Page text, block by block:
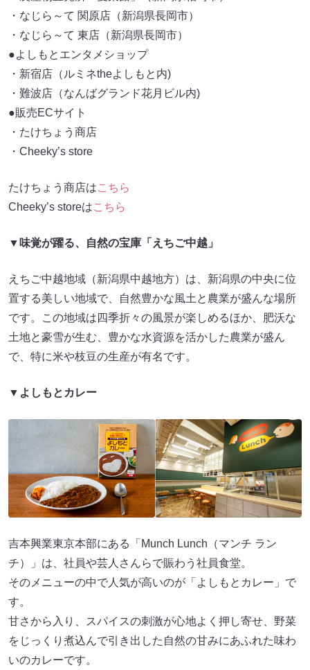
・なじら～て 関原店（新潟県長岡市）
・なじら～て 東店（新潟県長岡市）
●よしもとエンタメショップ
・新宿店（ルミネtheよしもと内)
・難波店（なんばグランド花月ビル内)
●販売ECサイト
・たけちょう商店
・Cheeky’s store
たけちょう商店はこちら
Cheeky’s storeはこちら
▼味覚が躍る、自然の宝庫「えちご中越」
えちご中越地域（新潟県中越地方）は、新潟県の中央に位
置する美しい地域で、自然豊かな風土と農業が盛んな場所
です。この地域は四季折々の風景が楽しめるほか、肥沃な
土地と豪雪が生む、豊かな水資源を活かした農業が盛ん
で、特に米や枝豆の生産が有名です。
▼よしもとカレー
吉本興業東京本部にある「Munch Lunch（マンチ ラン
チ）」は、社員や芸人さんらで賑わう社員食堂。
そのメニューの中で人気が高いのが「よしもとカレー」で
す。
甘さから入り、スパイスの刺激が心地よく押し寄せ、野菜
をじっくり煮込んで引き出した自然の甘みにあふれた味わ
いのカレーです。